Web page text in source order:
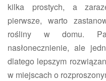
kilka prostych, a
pierwsze, warto
rośliny w domu.
nasłonecznienie, ale
dlatego lepszym
w miejscach o